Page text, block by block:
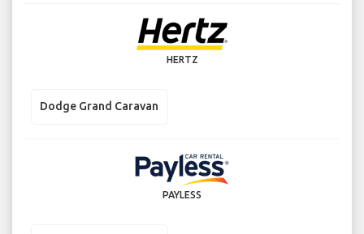
HERTZ
Dodge Grand Caravan
PAYLESS